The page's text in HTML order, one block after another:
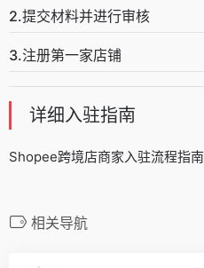
2.提交材料并进行审核
3.注册第一家店铺
详细入驻指南
Shopee跨境店商家入驻流程指南
相关导航